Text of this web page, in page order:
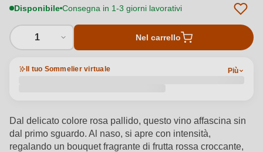
Disponibile Consegna in 1-3 giorni lavorativi
1 Nel carrello
Il tuo Sommelier virtuale Più
Dal delicato colore rosa pallido, questo vino affascina sin
dal primo sguardo. Al naso, si apre con intensità,
regalando un bouquet fragrante di frutta rossa croccante,